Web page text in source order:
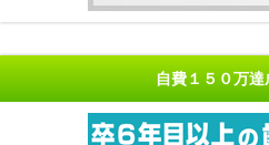
自費１５０万